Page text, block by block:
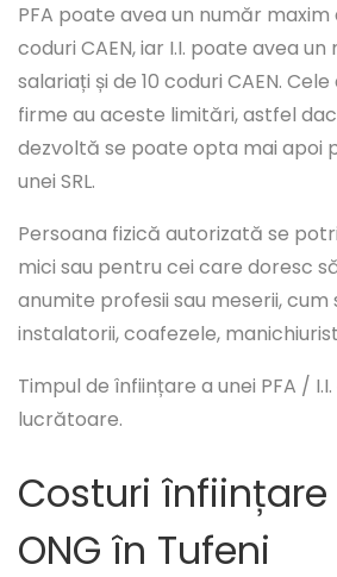
PFA poate avea un număr maxim
coduri CAEN, iar I.I. poate avea
salariați și de 10 coduri CAEN.
firme au aceste limitări, astfel
dezvoltă se poate opta mai apoi
unei SRL.
Persoana fizică autorizată se
mici sau pentru cei care doresc
anumite profesii sau meserii, cum
instalatorii, coafezele,
Timpul de înființare a unei PFA /
lucrătoare.
Costuri
ONG în Tufeni